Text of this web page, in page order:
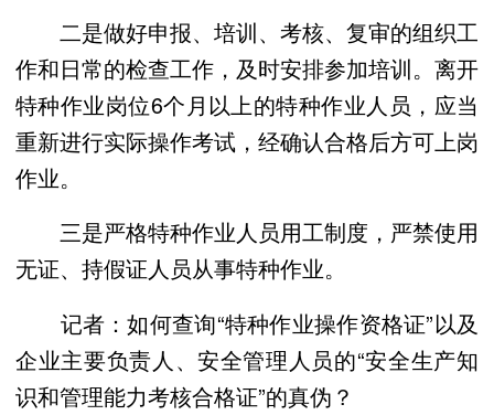
二是做好申报、培训、考核、复审的组织工
作和日常的检查工作，及时安排参加培训。离开
特种作业岗位6个月以上的特种作业人员，应当
重新进行实际操作考试，经确认合格后方可上岗
作业。
三是严格特种作业人员用工制度，严禁使用
无证、持假证人员从事特种作业。
记者：如何查询“特种作业操作资格证”以及
企业主要负责人、安全管理人员的“安全生产知
识和管理能力考核合格证”的真伪？